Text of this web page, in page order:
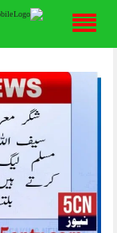
content